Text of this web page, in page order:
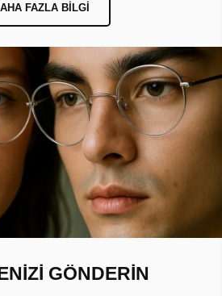
FAZLA BILGI
GÖNDERİN